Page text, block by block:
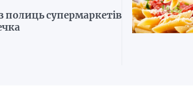
полиць супермаркетів